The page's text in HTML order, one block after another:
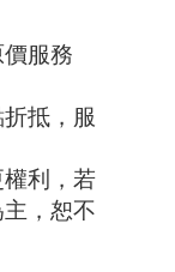
服務
抵，服
利，若
，恕不